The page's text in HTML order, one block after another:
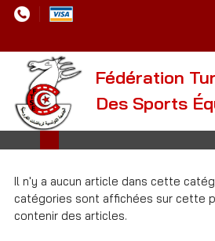
Fédération
Des Sports
Il n'y a aucun article dans cette
catégories sont affichées sur cette
contenir des articles.